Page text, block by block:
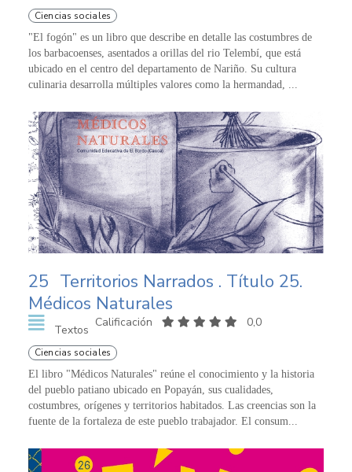
Ciencias sociales
"El fogón" es un libro que describe en detalle las costumbres de
los barbacoenses, asentados a orillas del rio Telembí, que está
ubicado en el centro del departamento de Nariño. Su cultura
culinaria desarrolla múltiples valores como la hermandad, ...
25 Territorios Narrados . Título 25.
Médicos Naturales
Textos
Calificación 0,0
Ciencias sociales
El libro "Médicos Naturales" reúne el conocimiento y la historia
del pueblo patiano ubicado en Popayán, sus cualidades,
costumbres, orígenes y territorios habitados. Las creencias son la
fuente de la fortaleza de este pueblo trabajador. El consum...